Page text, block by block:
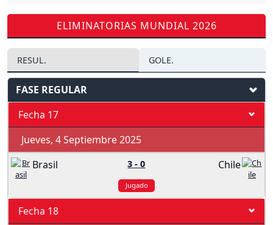
ELIMINATORIAS MUNDIAL 2026
RESUL. GOLE.
FASE REGULAR
Fecha 17
Jueves, 4 Septiembre 2025
Brasil
3 -0 Chile
Jugado
Fecha 18